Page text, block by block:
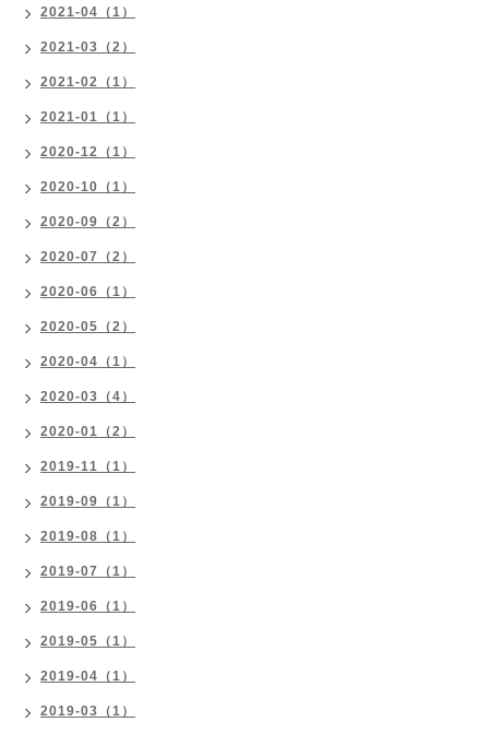
2021-04（1）
2021-03（2）
2021-02（1）
2021-01（1）
2020-12（1）
2020-10（1）
2020-09（2）
2020-07（2）
2020-06（1）
2020-05（2）
2020-04（1）
2020-03（4）
2020-01（2）
2019-11（1）
2019-09（1）
2019-08（1）
2019-07（1）
2019-06（1）
2019-05（1）
2019-04（1）
2019-03（1）